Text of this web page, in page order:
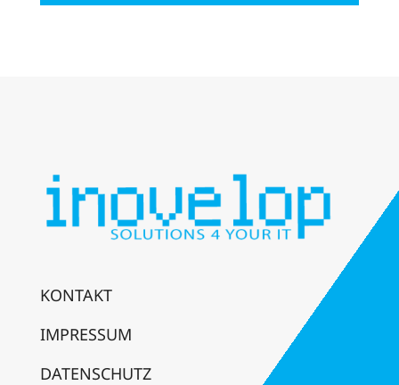
KONTAKT
IMPRESSUM
DATENSCHUTZ